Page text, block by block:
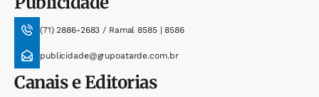
(71) 2886-2683 / Ramal 8585 | 8586
publicidade@grupoatarde.com.br
Canais e Editorias